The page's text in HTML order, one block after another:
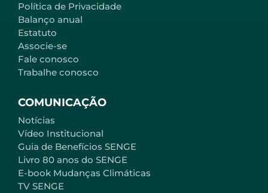
Política de Privacidade
Balanço anual
Estatuto
Associe-se
Fale conosco
Trabalhe conosco
COMUNICAÇÃO
Notícias
Vídeo Institucional
Guia de Benefícios SENGE
Livro 80 anos do SENGE
E-book Mudanças Climáticas
TV SENGE